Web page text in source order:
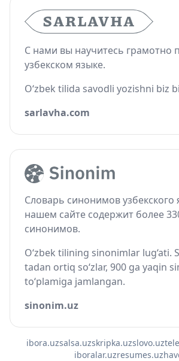
С нами вы научитесь грамотно
узбекском языке.
O‘zbek tilida savodli yozishni biz
sarlavha.com
Словарь синонимов узбекского
нашем сайте содержит более
синонимов.
O‘zbek tilining sinonimlar lug‘ati.
tadan ortiq so‘zlar, 900 ga yaqin
to‘plamiga jamlangan.
sinonim.uz
ibora.uzsalsa.uzskripka.uzslovo.uz
iboralar.uzresumes.uz